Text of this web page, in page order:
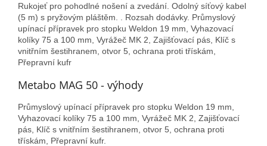
Rukojeť pro pohodlné nošení a zvedání. Odolný síťový kabel
(5 m) s pryžovým pláštěm. . Rozsah dodávky. Průmyslový
upínací přípravek pro stopku Weldon 19 mm, Vyhazovací
kolíky 75 a 100 mm, Vyrážeč MK 2, Zajišťovací pás, Klíč s
vnitřním šestihranem, otvor 5, ochrana proti třískám,
Přepravní kufr
Metabo MAG 50 - výhody
Průmyslový upínací přípravek pro stopku Weldon 19 mm,
Vyhazovací kolíky 75 a 100 mm, Vyrážeč MK 2, Zajišťovací
pás, Klíč s vnitřním šestihranem, otvor 5, ochrana proti
třískám, Přepravní kufr.